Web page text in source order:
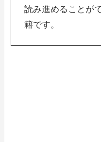
読み進めることが
籍です。